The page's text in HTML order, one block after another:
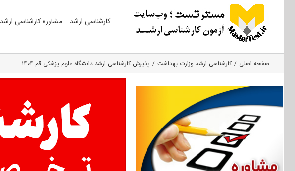
کارشناسی ارشد مشاوره کارشناسی ارشد
صفحه اصلی کارشناسی ارشد وزارت بهداشت پذیرش کارشناسی ارشد دانشگاه علوم پزشکی قم ۱۴۰۴